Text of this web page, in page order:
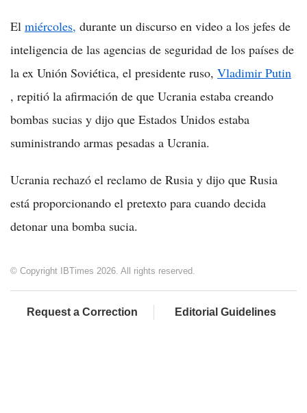
El miércoles, durante un discurso en video a los jefes de
inteligencia de las agencias de seguridad de los países de
la ex Unión Soviética, el presidente ruso, Vladimir Putin
, repitió la afirmación de que Ucrania estaba creando
bombas sucias y dijo que Estados Unidos estaba
suministrando armas pesadas a Ucrania.
Ucrania rechazó el reclamo de Rusia y dijo que Rusia
está proporcionando el pretexto para cuando decida
detonar una bomba sucia.
© Copyright IBTimes 2026. All rights reserved.
Request a Correction Editorial Guidelines